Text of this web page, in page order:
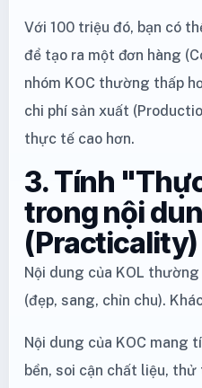
Với 100 triệu đó, bạn có
để tạo ra một đơn hàng
nhóm KOC thường thấp
chi phí sản xuất
thực tế cao hơn.
3. Tính
trong nội
(Practicality)
Nội dung của KOL
(đẹp, sang, chỉn chu).
Nội dung của KOC mang
bền, soi cận chất liệu,